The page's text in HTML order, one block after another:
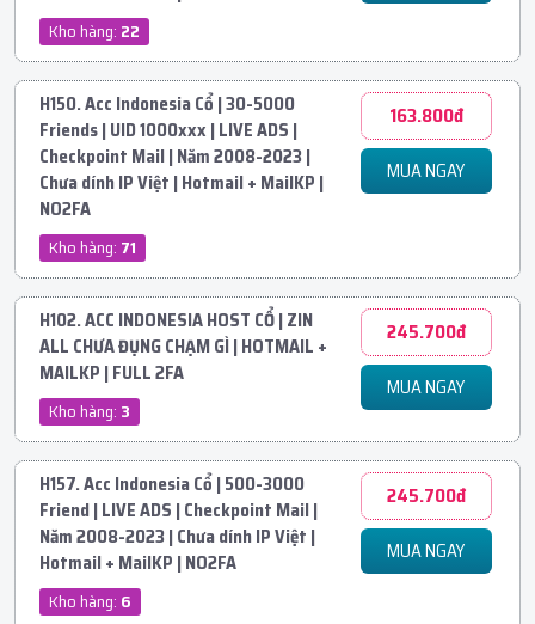
Kho hàng: 22
H150. Acc Indonesia Cổ | 30-5000
Friends | UID 1000xxx | LIVE ADS |
Checkpoint Mail | Năm 2008-2023 |
Chưa dính IP Việt | Hotmail + MailKP |
NO2FA
Kho hàng: 71
163.800đ
MUA NGAY
H102. ACC INDONESIA HOST CỔ | ZIN
ALL CHƯA ĐỤNG CHẠM GÌ | HOTMAIL +
MAILKP | FULL 2FA
Kho hàng: 3
245.700đ
MUA NGAY
H157. Acc Indonesia Cổ | 500-3000
Friend | LIVE ADS | Checkpoint Mail |
Năm 2008-2023 | Chưa dính IP Việt |
Hotmail + MailKP | NO2FA
Kho hàng: 6
245.700đ
MUA NGAY